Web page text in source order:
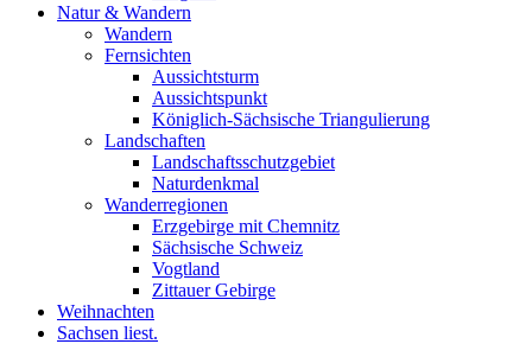
Natur & Wandern
Wandern
Fernsichten
Aussichtsturm
Aussichtspunkt
Königlich-Sächsische Triangulierung
Landschaften
Landschaftsschutzgebiet
Naturdenkmal
Wanderregionen
Erzgebirge mit Chemnitz
Sächsische Schweiz
Vogtland
Zittauer Gebirge
Weihnachten
Sachsen liest.